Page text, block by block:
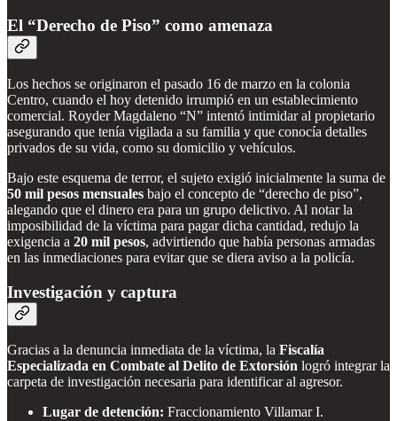
El “Derecho de Piso” como amenaza
Los hechos se originaron el pasado 16 de marzo en la colonia
Centro, cuando el hoy detenido irrumpió en un establecimiento
comercial. Royder Magdaleno “N” intentó intimidar al propietario
asegurando que tenía vigilada a su familia y que conocía detalles
privados de su vida, como su domicilio y vehículos.
Bajo este esquema de terror, el sujeto exigió inicialmente la suma de
50 mil pesos mensuales bajo el concepto de “derecho de piso”,
alegando que el dinero era para un grupo delictivo. Al notar la
imposibilidad de la víctima para pagar dicha cantidad, redujo la
exigencia a 20 mil pesos, advirtiendo que había personas armadas
en las inmediaciones para evitar que se diera aviso a la policía.
Investigación y captura
Gracias a la denuncia inmediata de la víctima, la Fiscalía
Especializada en Combate al Delito de Extorsión logró integrar la
carpeta de investigación necesaria para identificar al agresor.
Lugar de detención: Fraccionamiento Villamar I.